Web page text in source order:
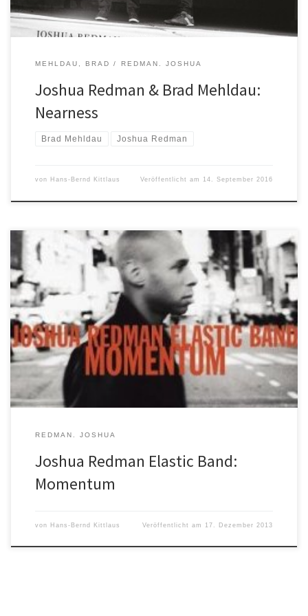
MEHLDAU, BRAD REDMAN. JOSHUA
Joshua Redman & Brad Mehldau:
Nearness
Brad Mehldau Joshua Redman
von Hans-Bernd Kittlaus Veröffentlicht am 14. September 2016
Joshua Redman Elastic Band Momentum Nonesuch Wer den
Tenorsaxofonisten Joshua Redman in der Schublade ‚talentierter
Mainstream-Nachwuchs’ abgelegt hat, wird mit dieser CD eine
Überraschung erleben. Die fängt an beim rockigen
Schlagzeugspiel von Jeff Ballard, geht weiter über elektronische
Klangmanipulationen sowohl am Saxofon wie auch an den
Keyboards von Sam Yahel […]
REDMAN. JOSHUA
Joshua Redman Elastic Band:
Momentum
von Hans-Bernd Kittlaus Veröffentlicht am 17. Dezember 2013